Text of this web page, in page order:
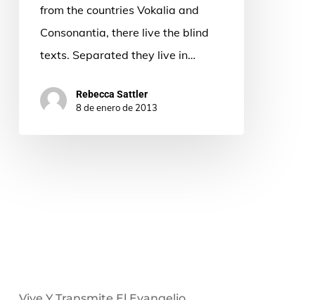
from the countries Vokalia and
Consonantia, there live the blind
texts. Separated they live in…
Rebecca Sattler
8 de enero de 2013